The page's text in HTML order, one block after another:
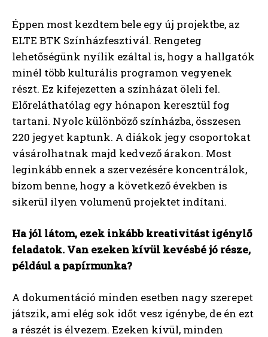
Éppen most kezdtem bele egy új projektbe, az
ELTE BTK Színházfesztivál. Rengeteg
lehetőségünk nyílik ezáltal is, hogy a hallgatók
minél több kulturális programon vegyenek
részt. Ez kifejezetten a színházat öleli fel.
Előreláthatólag egy hónapon keresztül fog
tartani. Nyolc különböző színházba, összesen
220 jegyet kaptunk. A diákok jegy csoportokat
vásárolhatnak majd kedvező árakon. Most
leginkább ennek a szervezésére koncentrálok,
bízom benne, hogy a következő években is
sikerül ilyen volumenű projektet indítani.
Ha jól látom, ezek inkább kreativitást igénylő
feladatok. Van ezeken kívül kevésbé jó része,
például a papírmunka?
A dokumentáció minden esetben nagy szerepet
játszik, ami elég sok időt vesz igénybe, de én ezt
a részét is élvezem. Ezeken kívül, minden